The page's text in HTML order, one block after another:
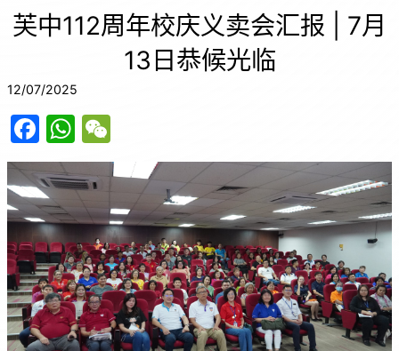
芙中112周年校庆义卖会汇报 | 7月
13日恭候光临
12/07/2025
F
a
c
e
b
o
o
k
W
h
at
s
A
p
p
e
C
h
at